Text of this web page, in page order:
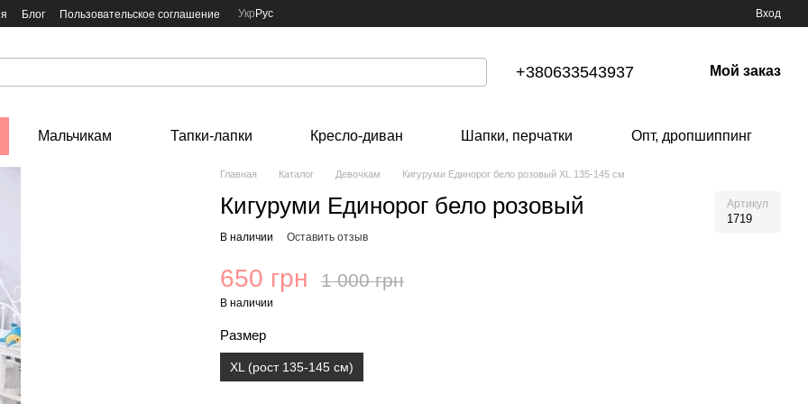
Блог Пользовательское соглашение Укр Рус Вход
+380633543937 Мой заказ
Мальчикам Тапки-лапки Кресло-диван Шапки, перчатки Опт, дропшиппинг
Главная Каталог Девочкам Кигуруми Единорог бело розовый XL 135-145 см
Кигуруми Единорог бело розовый Артикул
1719
В наличии Оставить отзыв
650 грн 1 000 грн
В наличии
Размер
XL (рост 135-145 см)